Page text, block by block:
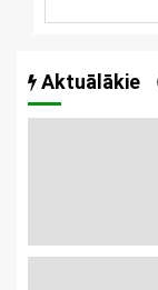
Aktuālākie